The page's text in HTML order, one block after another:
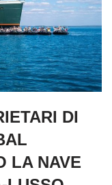
DI
LA NAVE